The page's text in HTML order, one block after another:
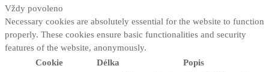
Vždy povoleno
Necessary cookies are absolutely essential for the website to function
properly. These cookies ensure basic functionalities and security
features of the website, anonymously.
Cookie
Délka Popis